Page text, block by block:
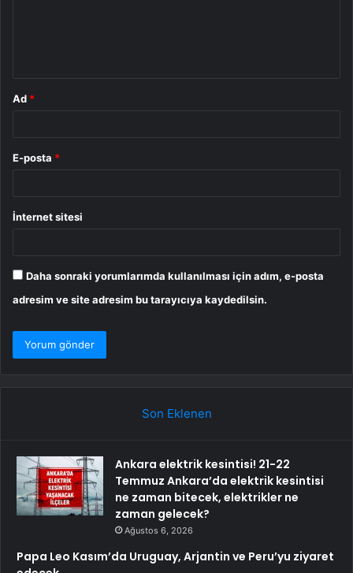
Ad *
E-posta *
İnternet sitesi
Daha sonraki yorumlarımda kullanılması için adım, e-posta
adresim ve site adresim bu tarayıcıya kaydedilsin.
Son Eklenen
Ankara elektrik kesintisi! 21-22
Temmuz Ankara’da elektrik kesintisi
ne zaman bitecek, elektrikler ne
zaman gelecek?
Ağustos 6, 2026
Papa Leo Kasım’da Uruguay, Arjantin ve Peru’yu ziyaret